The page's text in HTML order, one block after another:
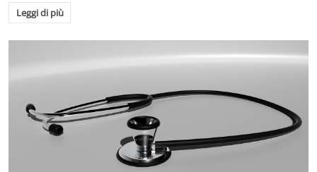
Leggi di più